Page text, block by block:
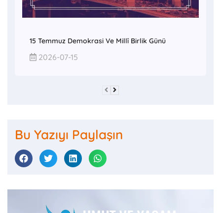
15 Temmuz Demokrasi Ve Millî Birlik Günü
2026-07-15
Bu Yazıyı Paylaşın